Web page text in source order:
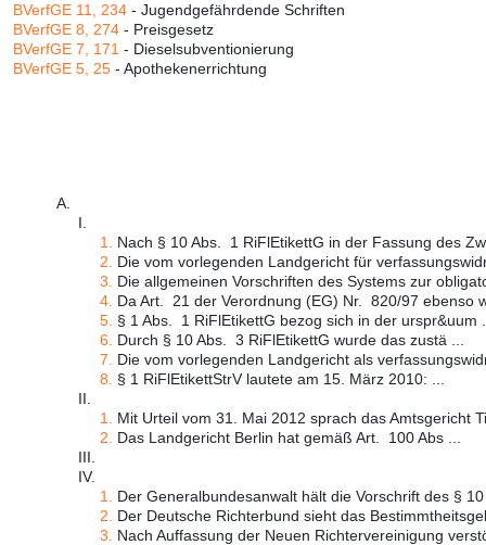
BVerfGE 11, 234 - Jugendgefährdende Schriften
BVerfGE 8, 274 - Preisgesetz
BVerfGE 7, 171 - Dieselsubventionierung
BVerfGE 5, 25 - Apothekenerrichtung
A.
I.
1.
Nach § 10 Abs. 1 RiFlEtikettG in der Fassung des
2.
Die vom vorlegenden Landgericht für
3.
Die allgemeinen Vorschriften des Systems zur
4. Da Art. 21 der Verordnung (EG) Nr. 820/97 ebenso
5. § 1 Abs. 1 RiFlEtikettG bezog sich in der urspr&uum
6.
Durch § 10 Abs. 3 RiFlEtikettG wurde das zustä ...
7.
Die vom vorlegenden Landgericht als
8.
§ 1 RiFlEtikettStrV lautete am 15. März 2010: ...
II.
1.
Mit Urteil vom 31. Mai 2012 sprach das Amtsgericht
2.
Das Landgericht Berlin hat gemäß Art. 100 Abs ...
III.
IV.
1.
Der Generalbundesanwalt hält die Vorschrift des §
2.
Der Deutsche Richterbund sieht das
3.
Nach Auffassung der Neuen Richtervereinigung